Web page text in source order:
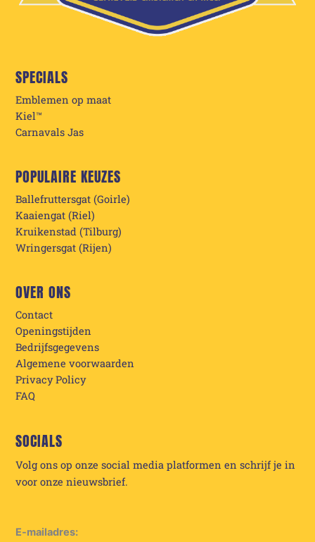
SPECIALS
Emblemen op maat
Kiel™
Carnavals Jas
POPULAIRE KEUZES
Ballefruttersgat (Goirle)
Kaaiengat (Riel)
Kruikenstad (Tilburg)
Wringersgat (Rijen)
OVER ONS
Contact
Openingstijden
Bedrijfsgegevens
Algemene voorwaarden
Privacy Policy
FAQ
SOCIALS
Volg ons op onze social media platformen en schrijf je in
voor onze nieuwsbrief.
E-mailadres: